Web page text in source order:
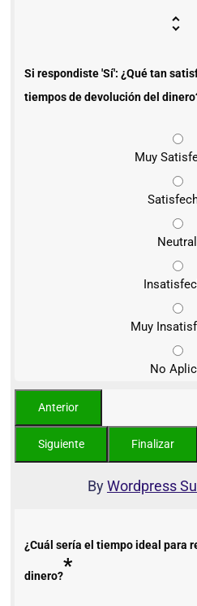
Si respondiste 'Sí': ¿Qué tan
tiempos de devolución del
Muy
Neutral
Muy
No
ByWordpress
¿Cuál sería el tiempo ideal para
dinero?*